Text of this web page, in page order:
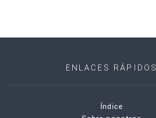
ENLACES RÁPIDOS
Índice